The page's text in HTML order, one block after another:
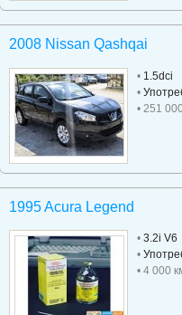
2008 Nissan Qashqai
•1.5dci
•
• 251
1995 Acura Legend
•3.2i V6
•
• 4 000